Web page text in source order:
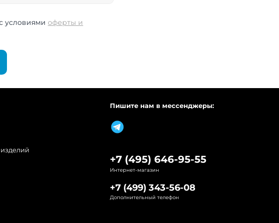
условиямиоферты и
Пишите нам в мессенджеры:
+7 (495) 646-95-55
Интернет-магазин
+7 (499) 343-56-08
Дополнительный телефон